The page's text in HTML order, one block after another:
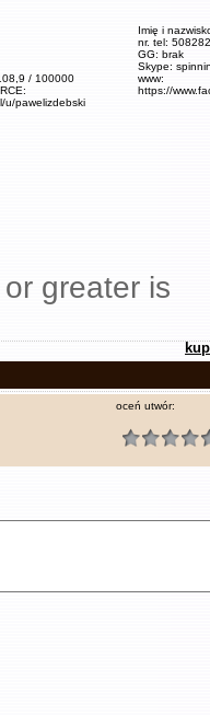
/ 100000
u/pawelizdebski
Imię i
nr. tel:
GG: brak
Skype:
www:
https://
greater is
oceń utwór: